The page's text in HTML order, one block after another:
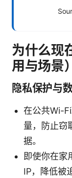
为什么现
用与场景）
隐私保护与
在公共Wi-
量，防止窃
据。
即使你在家
IP，降低被